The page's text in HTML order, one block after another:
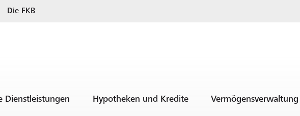
Die FKB
Dienstleistungen Hypotheken und Kredite Vermögensverwaltung